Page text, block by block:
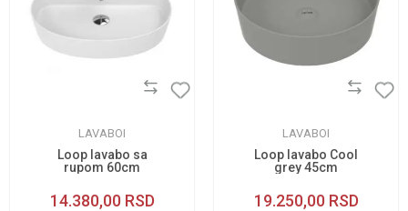
LAVABOI
Loop lavabo sa
rupom 60cm
14.380,00 RSD
LAVABOI
Loop lavabo Cool
grey 45cm
19.250,00 RSD